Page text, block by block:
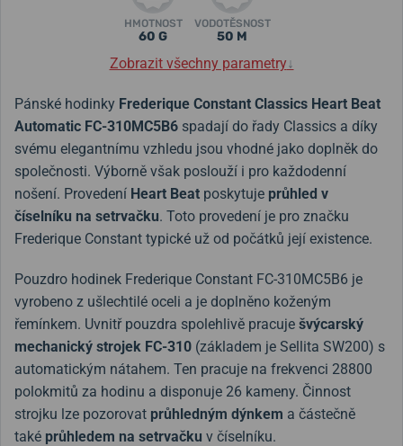
HMOTNOST
60 G
VODOTĚSNOST
50 M
Zobrazit všechny parametry↓
Pánské hodinky Frederique Constant Classics Heart Beat
Automatic FC-310MC5B6 spadají do řady Classics a díky
svému elegantnímu vzhledu jsou vhodné jako doplněk do
společnosti. Výborně však poslouží i pro každodenní
nošení. Provedení Heart Beat poskytuje průhled v
číselníku na setrvačku. Toto provedení je pro značku
Frederique Constant typické už od počátků její existence.
Pouzdro hodinek Frederique Constant FC-310MC5B6 je
vyrobeno z ušlechtilé oceli a je doplněno koženým
řemínkem. Uvnitř pouzdra spolehlivě pracuje švýcarský
mechanický strojek FC-310 (základem je Sellita SW200) s
automatickým nátahem. Ten pracuje na frekvenci 28800
polokmitů za hodinu a disponuje 26 kameny. Činnost
strojku lze pozorovat průhledným dýnkem a částečně
také průhledem na setrvačku v číselníku.